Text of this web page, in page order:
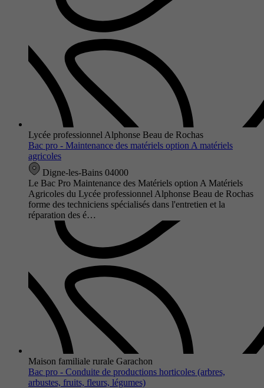
Lycée professionnel Alphonse Beau de Rochas
Bac pro - Maintenance des matériels option A matériels
agricoles
Digne-les-Bains 04000
Le Bac Pro Maintenance des Matériels option A Matériels
Agricoles du Lycée professionnel Alphonse Beau de Rochas
forme des techniciens spécialisés dans l'entretien et la
réparation des é…
Maison familiale rurale Garachon
Bac pro - Conduite de productions horticoles (arbres,
arbustes, fruits, fleurs, légumes)